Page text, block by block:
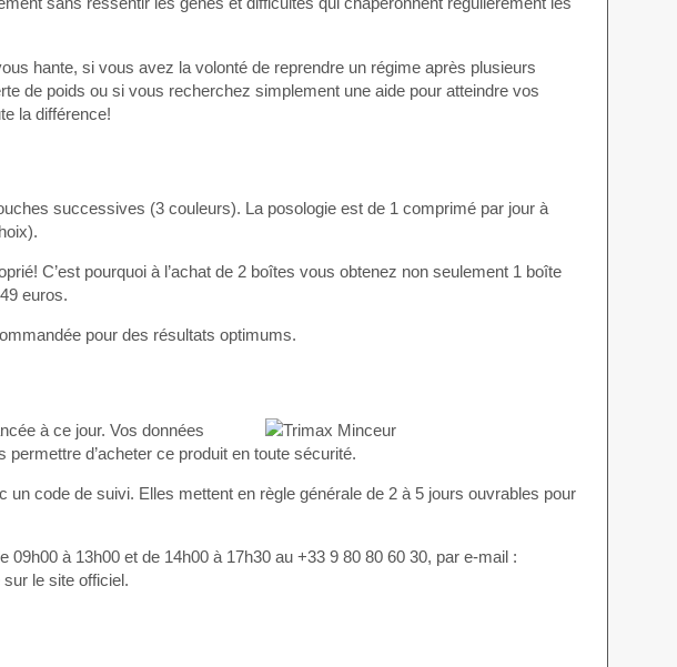
hante, si vous avez la volonté de reprendre un régime après plusieurs
de poids ou si vous recherchez simplement une aide pour atteindre vos
la différence!
successives (3 couleurs). La posologie est de 1 comprimé par jour à
C’est pourquoi à l’achat de 2 boîtes vous obtenez non seulement 1 boîte
euros.
pour des résultats optimums.
à ce jour. Vos données
d’acheter ce produit en toute sécurité.
code de suivi. Elles mettent en règle générale de 2 à 5 jours ouvrables pour
à 13h00 et de 14h00 à 17h30 au +33 9 80 80 60 30, par e-mail :
le site officiel.